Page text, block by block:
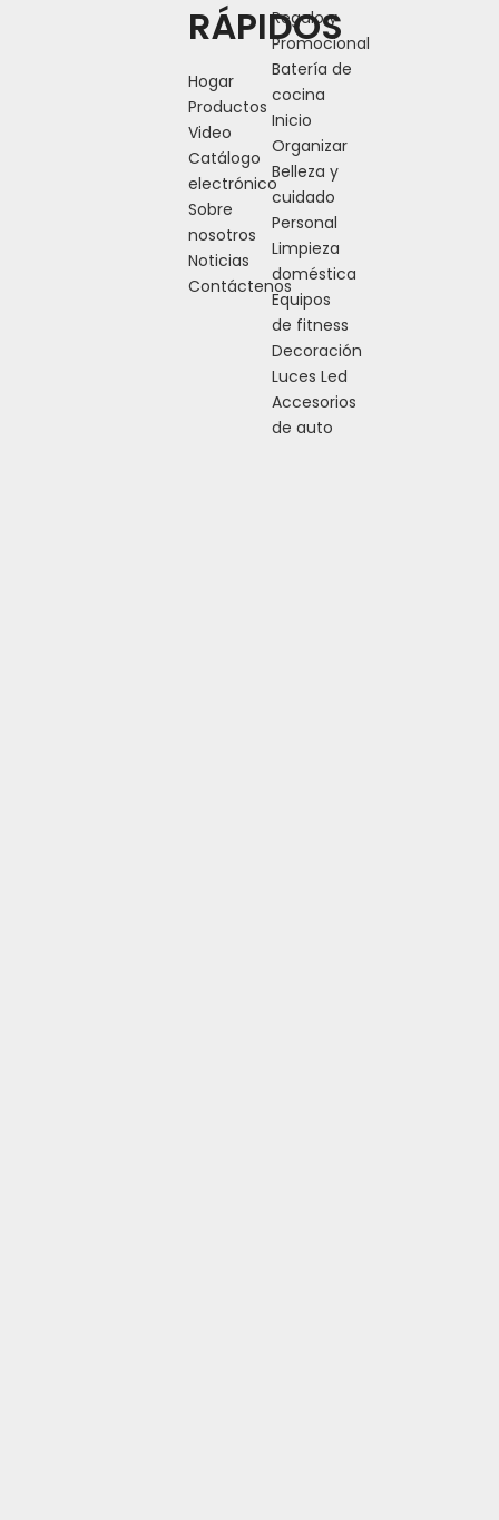
RÁPIDOS
Hogar
Productos
Video
Catálogo
electrónico
Sobre
nosotros
Noticias
Contáctenos
Regalo y
Promocional
Batería de
cocina
Inicio
Organizar
Belleza y
cuidado
Personal
Limpieza
doméstica
Equipos
de fitness
Decoración
Luces Led
Accesorios
de auto